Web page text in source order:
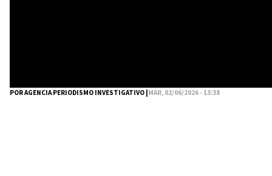
POR AGENCIA PERIODISMO INVESTIGATIVO | MAR, 02/06/2026 - 13:38